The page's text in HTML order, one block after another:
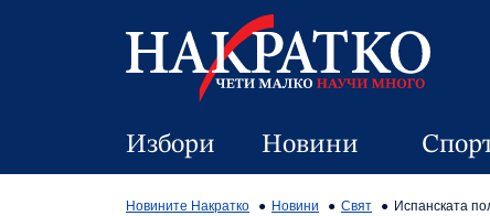
Избори Новини
Новините Накратко Новини Свят Испанската